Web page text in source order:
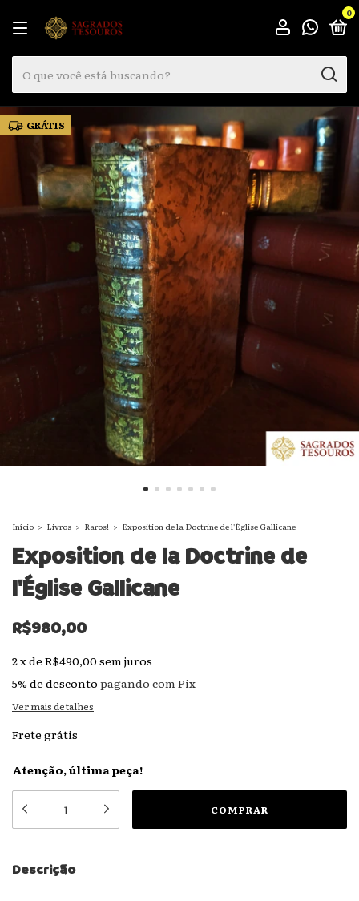
0
GRÁTIS
Início > Livros > Raros! > Exposition de la Doctrine de l'Église Gallicane
Exposition de la Doctrine de
l'Église Gallicane
R$980,00
2xde R$490,00 sem juros
5% de desconto pagando com Pix
Ver mais detalhes
Frete grátis
Atenção, última peça!
Descrição